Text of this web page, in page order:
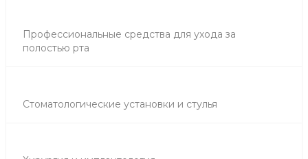
Профессиональные средства для ухода за
полостью рта
Стоматологические установки и стулья